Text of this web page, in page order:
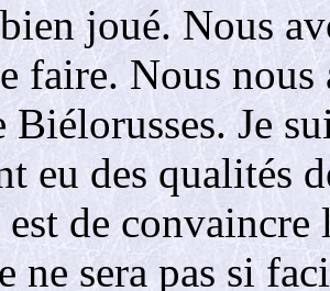
joué. Nous
faire. Nous nous
Biélorusses. Je
eu des qualités
de convaincre
ne sera pas si